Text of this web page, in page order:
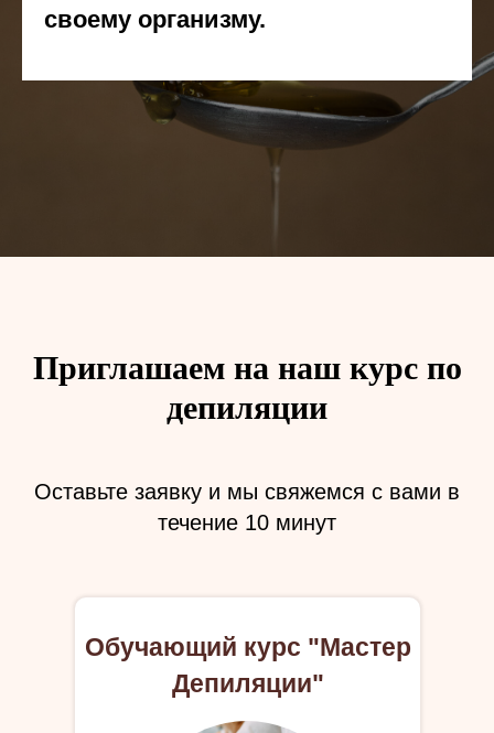
своему организму.
Приглашаем на наш курс по
депиляции
Оставьте заявку и мы свяжемся с вами в
течение 10 минут
Обучающий курс "Мастер
Депиляции"